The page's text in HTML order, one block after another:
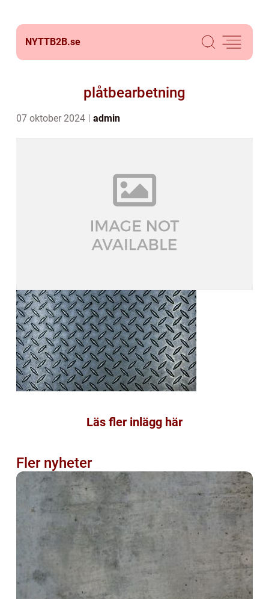
NYTTB2B.se
plåtbearbetning
07 oktober 2024 admin
Läs fler inlägg här
Fler nyheter